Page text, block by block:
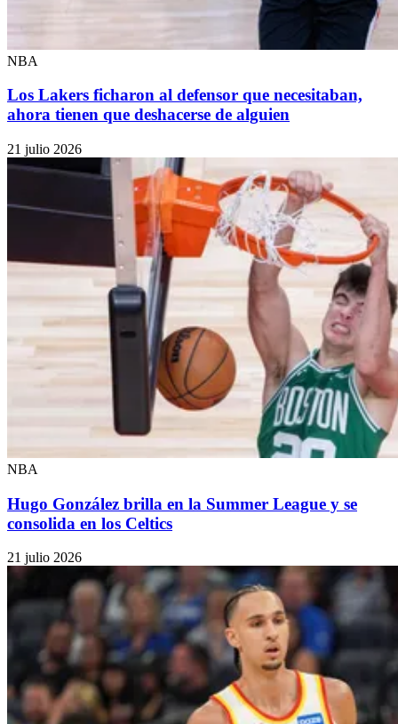
NBA
Los Lakers ficharon al defensor que necesitaban,
ahora tienen que deshacerse de alguien
21 julio 2026
NBA
Hugo González brilla en la Summer League y se
consolida en los Celtics
21 julio 2026